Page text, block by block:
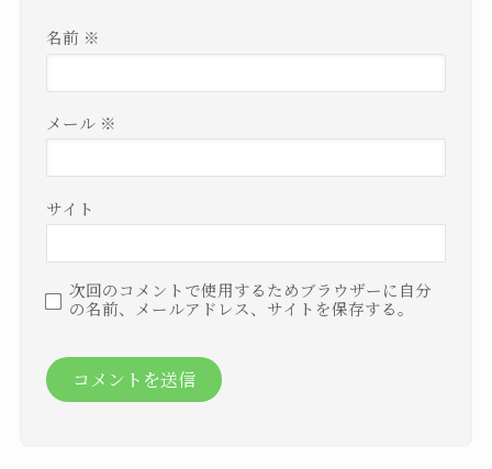
名前 ※
メール ※
サイト
次回のコメントで使用するためブラウザーに自分
の名前、メールアドレス、サイトを保存する。